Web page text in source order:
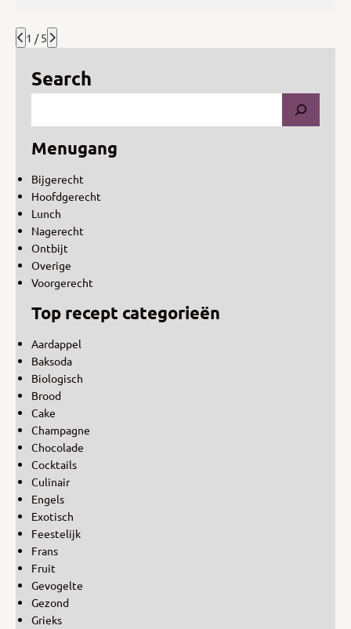
1 / 5
Search
Menugang
Bijgerecht
Hoofdgerecht
Lunch
Nagerecht
Ontbijt
Overige
Voorgerecht
Top recept categorieën
Aardappel
Baksoda
Biologisch
Brood
Cake
Champagne
Chocolade
Cocktails
Culinair
Engels
Exotisch
Feestelijk
Frans
Fruit
Gevogelte
Gezond
Grieks